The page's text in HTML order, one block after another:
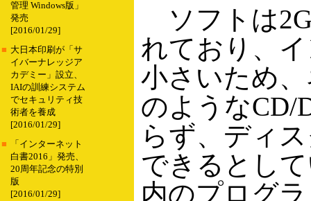
管理 Windows版」
発売
[2016/01/29]
■ 大日本印刷が「サ
イバーナレッジア
カデミー」設立、
IAIの訓練システム
でセキュリティ技
術者を養成
[2016/01/29]
■
「インターネット
白書2016」発売、
20周年記念の特別
版
[2016/01/29]
ソフトは
れており、
小さいため
のようなCD/
らず、ディ
できるとし
内のプログ